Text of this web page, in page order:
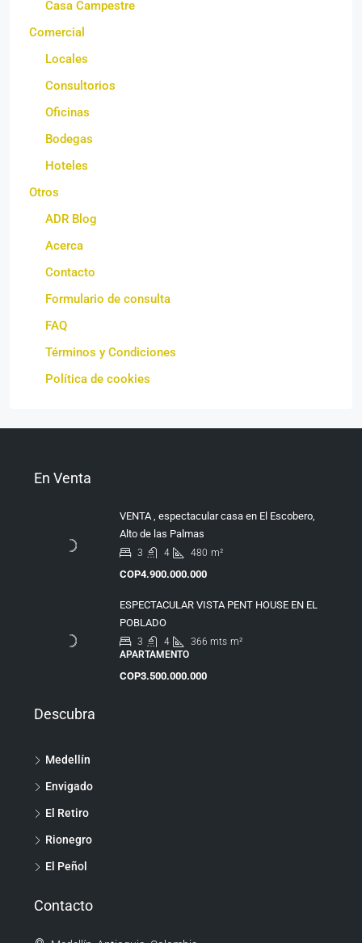
Casa Campestre
Comercial
Locales
Consultorios
Oficinas
Bodegas
Hoteles
Otros
ADR Blog
Acerca
Contacto
Formulario de consulta
FAQ
Términos y Condiciones
Política de cookies
En Venta
VENTA , espectacular casa en El Escobero,
Alto de las Palmas
3 4 480 m²
COP4.900.000.000
ESPECTACULAR VISTA PENT HOUSE EN EL
POBLADO
3 4 366 mts m²
APARTAMENTO
COP3.500.000.000
Descubra
Medellín
Envigado
El Retiro
Rionegro
El Peñol
Contacto